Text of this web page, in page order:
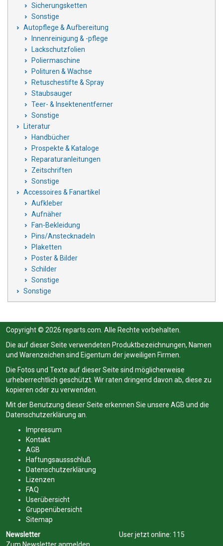
Sicherungsketten
Sonstige
Autopflege & Aufbereitung
Innenreinigung & -pflege
Lackschutzfolien
Poliermaschine
Polituren & Wachse
Retuschestifte & Spray
Staubsauger
Teer- & Insektenentferner
Sonstige
Literatur
Handbücher
Prospekte & Kataloge
Reparaturanleitungen
Zeitschriften
Sonstige
Accessoires & Fanartikel
Aufkleber
Aufnäher
Fan-Bekleidung
Pins/Anstecknadeln
Plaketten
Poster & Bilder
Schilder
Sonstige
Sonstige
Copyright © 2026 reparts.com. Alle Rechte vorbehalten.
Die auf dieser Seite verwendeten Produktbezeichnungen, Namen
und Warenzeichen sind Eigentum der jeweiligen Firmen.
Die Fotos und Texte auf dieser Seite sind möglicherweise
urheberrechtlich geschützt. Wir raten dringend davon ab, diese zu
kopieren oder zu verwenden.
Mit der Benutzung dieser Seite erkennen Sie unsere AGB und die
Datenschutzerklärung an.
Impressum
Kontakt
AGB
Haftungsaussschluß
Datenschutzerklärung
Lizenzen
FAQ
Userübersicht
Gruppenübersicht
Sitemap
Newsletter
User jetzt online: 115